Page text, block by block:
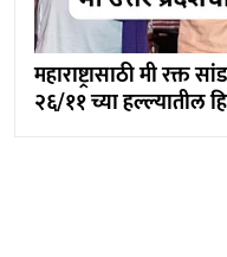
महाराष्ट्रासाठी मी रक्त
२६/११ च्या हल्ल्यातील